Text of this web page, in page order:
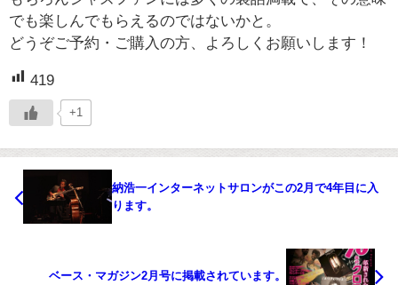
でも楽しんでもらえるのではないかと。
どうぞご予約・ご購入の方、よろしくお願いします！
419
+1
納浩一インターネットサロンがこの2月で4年目に入
ります。
ベース・マガジン2月号に掲載されています。